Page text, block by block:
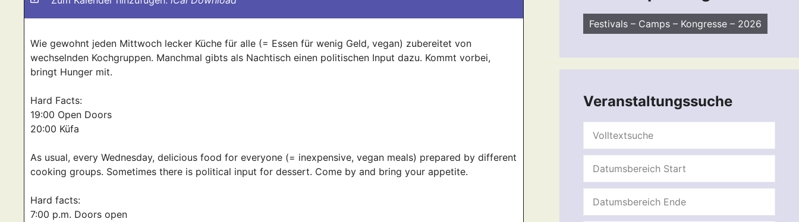
Wie gewohnt jeden Mittwoch lecker Küche für alle (= Essen für wenig Geld, vegan) zubereitet von
wechselnden Kochgruppen. Manchmal gibts als Nachtisch einen politischen Input dazu. Kommt vorbei,
bringt Hunger mit.
Hard Facts:
19:00 Open Doors
20:00 Küfa
As usual, every Wednesday, delicious food for everyone (= inexpensive, vegan meals) prepared by different
cooking groups. Sometimes there is political input for dessert. Come by and bring your appetite.
Hard facts:
7:00 p.m. Doors open
Festivals – Camps – Kongresse – 2026
Veranstaltungssuche